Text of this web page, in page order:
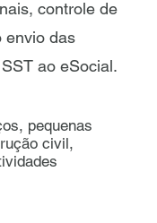
controle de
envio das
ao eSocial.
pequenas
civil,